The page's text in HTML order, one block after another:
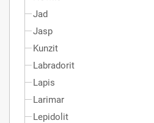
Jad
Jasp
Kunzit
Labradorit
Lapis
Larimar
Lepidolit